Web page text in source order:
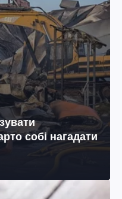
собі нагадати